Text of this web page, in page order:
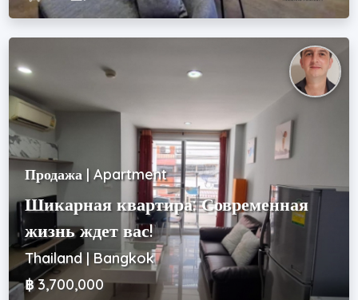
Продажа | Apartment
Шикарная квартира: Современная
жизнь ждет вас!
Thailand | Bangkok
฿ 3,700,000